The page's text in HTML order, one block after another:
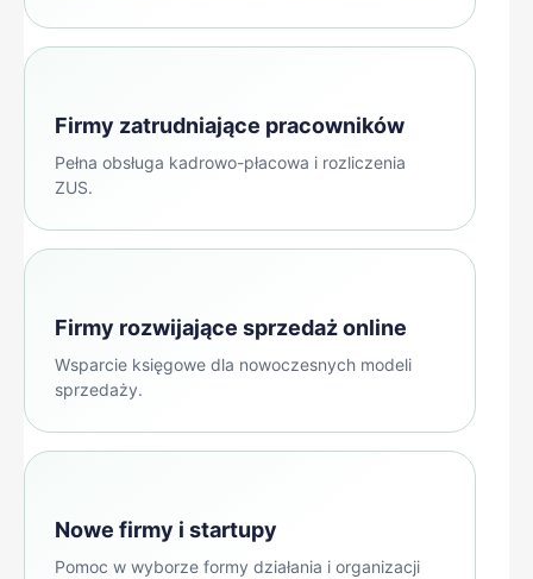
Firmy zatrudniające pracowników
Pełna obsługa kadrowo-płacowa i rozliczenia
ZUS.
Firmy rozwijające sprzedaż online
Wsparcie księgowe dla nowoczesnych modeli
sprzedaży.
Nowe firmy i startupy
Pomoc w wyborze formy działania i organizacji